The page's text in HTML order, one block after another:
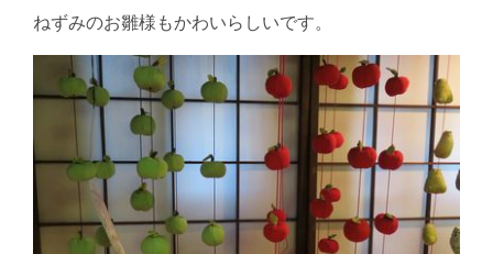
ねずみのお雛様もかわいらしいです。